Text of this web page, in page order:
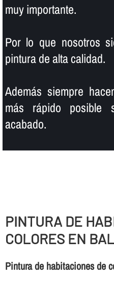
muy importante.
Por lo que nosotros
pintura de alta calidad.
Además siempre
más rápido posible
acabado.
PINTURA DE
COLORES EN
Pintura de habitaciones de